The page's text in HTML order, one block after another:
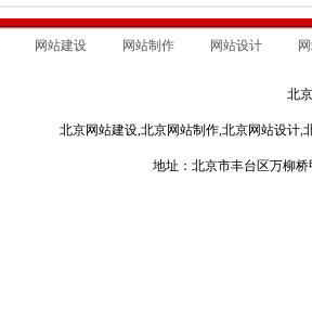
网站建设 网站制作 网站设计
北
北京网站建设,北京网站制作,北京网站设计,
地址：北京市丰台区万柳桥